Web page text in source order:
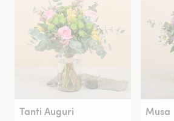
Tanti Auguri Musa